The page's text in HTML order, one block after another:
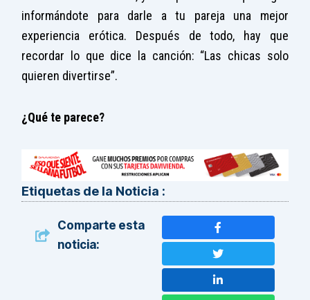
informándote para darle a tu pareja una mejor
experiencia erótica. Después de todo, hay que
recordar lo que dice la canción: “Las chicas solo
quieren divertirse”.
¿Qué te parece?
Etiquetas de la Noticia :
Comparte esta
noticia: